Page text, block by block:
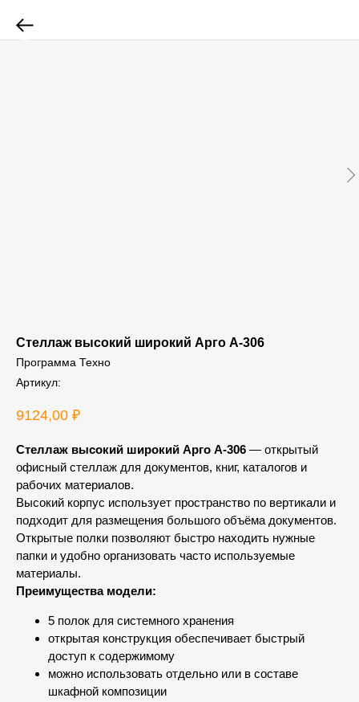
Стеллаж высокий широкий Арго А-306
Программа Техно
Артикул:
9124,00 ₽
Стеллаж высокий широкий Арго А-306 — открытый
офисный стеллаж для документов, книг, каталогов и
рабочих материалов.
Высокий корпус использует пространство по вертикали и
подходит для размещения большого объёма документов.
Открытые полки позволяют быстро находить нужные
папки и удобно организовать часто используемые
материалы.
Преимущества модели:
5 полок для системного хранения
открытая конструкция обеспечивает быстрый
доступ к содержимому
можно использовать отдельно или в составе
шкафной композиции